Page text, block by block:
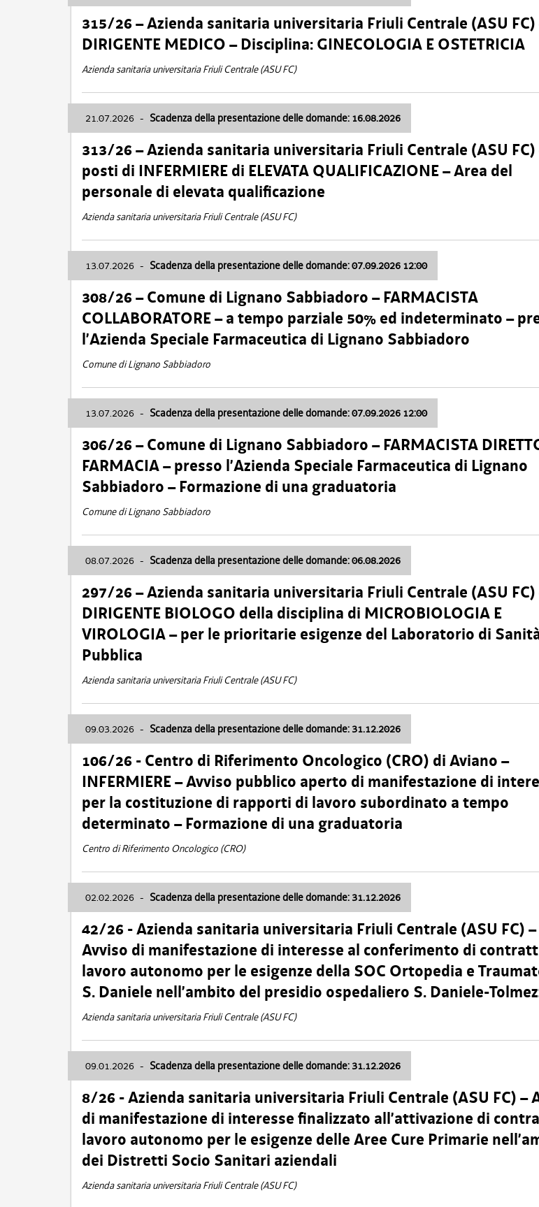
315/26 – Azienda sanitaria universitaria Friuli Centrale (ASU FC)
DIRIGENTE MEDICO – Disciplina: GINECOLOGIA E OSTETRICIA
Azienda sanitaria universitaria Friuli Centrale (ASU FC)
21.07.2026 - Scadenza della presentazione delle domande: 16.08.2026
313/26 – Azienda sanitaria universitaria Friuli Centrale (ASU FC)
posti di INFERMIERE di ELEVATA QUALIFICAZIONE – Area del
personale di elevata qualificazione
Azienda sanitaria universitaria Friuli Centrale (ASU FC)
13.07.2026 - Scadenza della presentazione delle domande: 07.09.2026 12:00
308/26 – Comune di Lignano Sabbiadoro – FARMACISTA
COLLABORATORE – a tempo parziale 50% ed indeterminato –
l’Azienda Speciale Farmaceutica di Lignano Sabbiadoro
Comune di Lignano Sabbiadoro
13.07.2026 - Scadenza della presentazione delle domande: 07.09.2026 12:00
306/26 – Comune di Lignano Sabbiadoro – FARMACISTA
FARMACIA – presso l’Azienda Speciale Farmaceutica di Lignano
Sabbiadoro – Formazione di una graduatoria
Comune di Lignano Sabbiadoro
08.07.2026 - Scadenza della presentazione delle domande: 06.08.2026
297/26 – Azienda sanitaria universitaria Friuli Centrale (ASU FC)
DIRIGENTE BIOLOGO della disciplina di MICROBIOLOGIA E
VIROLOGIA – per le prioritarie esigenze del Laboratorio di
Pubblica
Azienda sanitaria universitaria Friuli Centrale (ASU FC)
09.03.2026 - Scadenza della presentazione delle domande: 31.12.2026
106/26 - Centro di Riferimento Oncologico (CRO) di Aviano –
INFERMIERE – Avviso pubblico aperto di manifestazione di
per la costituzione di rapporti di lavoro subordinato a tempo
determinato – Formazione di una graduatoria
Centro di Riferimento Oncologico (CRO)
02.02.2026 - Scadenza della presentazione delle domande: 31.12.2026
42/26 - Azienda sanitaria universitaria Friuli Centrale (ASU FC) –
Avviso di manifestazione di interesse al conferimento di
lavoro autonomo per le esigenze della SOC Ortopedia e
S. Daniele nell’ambito del presidio ospedaliero S. Daniele-
Azienda sanitaria universitaria Friuli Centrale (ASU FC)
09.01.2026 - Scadenza della presentazione delle domande: 31.12.2026
8/26 - Azienda sanitaria universitaria Friuli Centrale (ASU FC) –
di manifestazione di interesse finalizzato all’attivazione di
lavoro autonomo per le esigenze delle Aree Cure Primarie
dei Distretti Socio Sanitari aziendali
Azienda sanitaria universitaria Friuli Centrale (ASU FC)